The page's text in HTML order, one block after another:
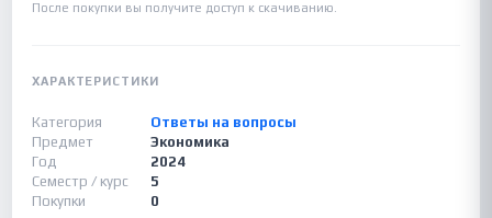
После покупки вы получите доступ к скачиванию.
ХАРАКТЕРИСТИКИ
Категория
Ответы на вопросы
Предмет
Экономика
Год
2024
Семестр / курс
5
Покупки
0